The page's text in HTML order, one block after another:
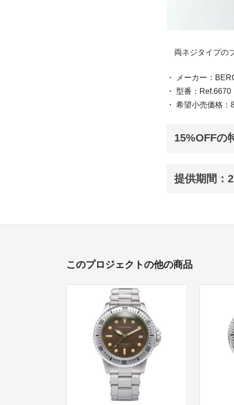
両ネジタイプの
・ メーカー：
・ 型番：Ref.6670
・ 希望小売価格：
15%OFFの
提供期間：
このプロジェクトの他の商品